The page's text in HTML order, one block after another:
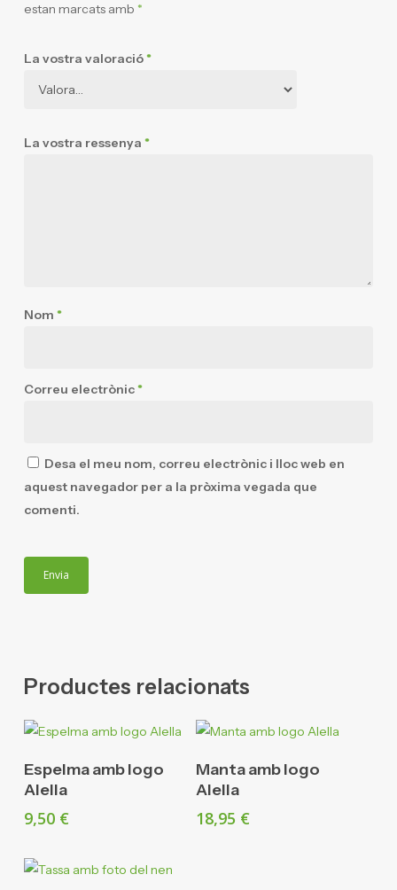
estan marcats amb *
La vostra valoració*
La vostra ressenya *
Nom *
Correu electrònic*
Desa el meu nom, correu electrònic i lloc web en
aquest navegador per a la pròxima vegada que
comenti.
Productes relacionats
Afegeix A La Cistella
Espelma amb logo
Alella
9,50 €
Afegeix A La Cistella
Manta amb logo
Alella
18,95 €